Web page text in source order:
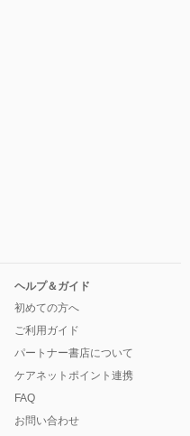
ヘルプ＆ガイド
初めての方へ
ご利用ガイド
パートナー書店について
ケアネットポイント連携
FAQ
お問い合わせ